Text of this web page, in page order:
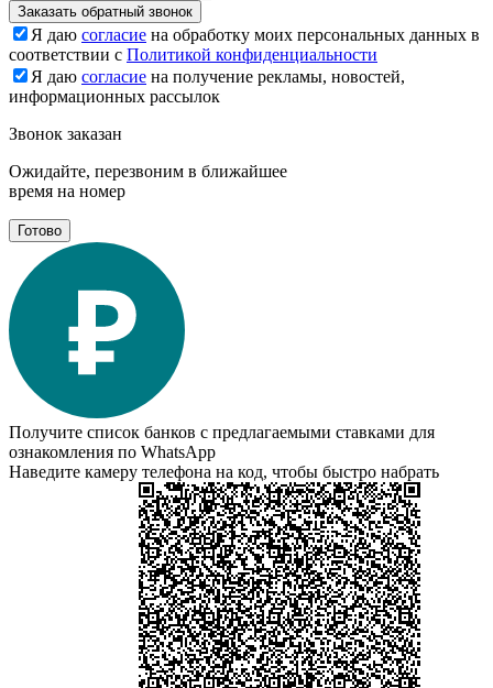
Заказать обратный звонок
Я даю согласие на обработку моих персональных данных в
соответствии с Политикой конфиденциальности
Я даю согласие на получение рекламы, новостей,
информационных рассылок
Звонок заказан
Ожидайте, перезвоним в ближайшее
время на номер
Готово
Получите список банков с предлагаемыми ставками для
ознакомления по WhatsApp
Наведите камеру телефона на код, чтобы быстро набрать